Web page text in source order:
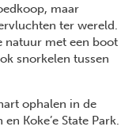
maar
ter wereld.
natuur met een boot
snorkelen tussen
ophalen in de
Koke’e State Park.